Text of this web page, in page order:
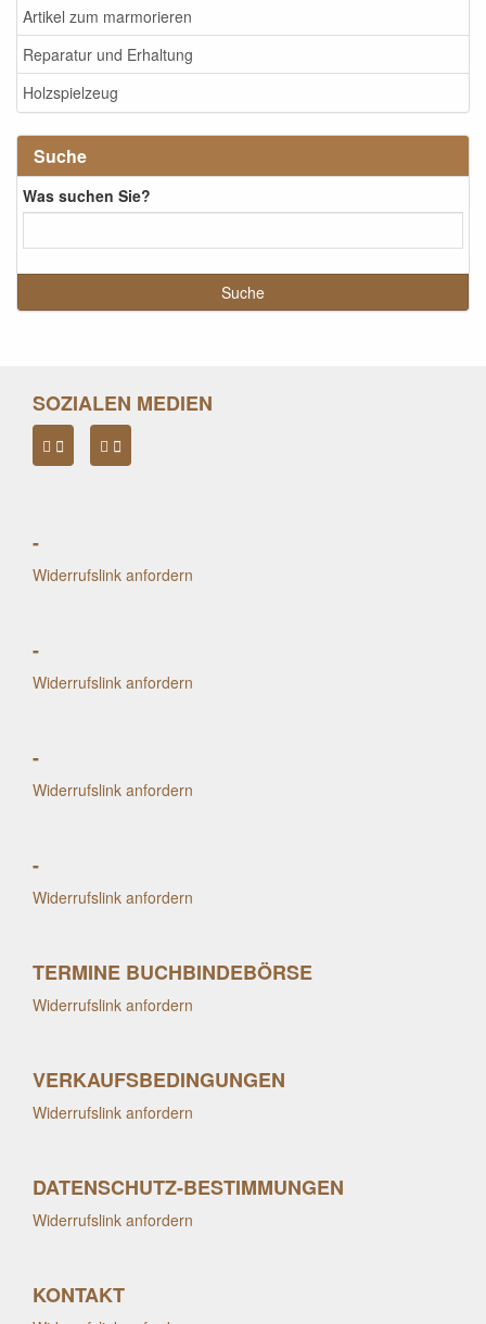
Artikel zum marmorieren
Reparatur und Erhaltung
Holzspielzeug
Suche
Was suchen Sie?
SOZIALEN MEDIEN
-
Widerrufslink anfordern
-
Widerrufslink anfordern
-
Widerrufslink anfordern
-
Widerrufslink anfordern
TERMINE BUCHBINDEBÖRSE
Widerrufslink anfordern
VERKAUFSBEDINGUNGEN
Widerrufslink anfordern
DATENSCHUTZ-BESTIMMUNGEN
Widerrufslink anfordern
KONTAKT